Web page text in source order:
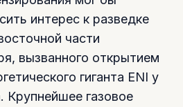
интерес к разведке
части
вызванного открытием
гиганта ENI у
Крупнейшее газовое